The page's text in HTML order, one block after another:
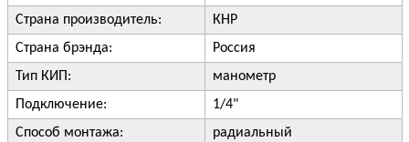
Страна производитель:
КНР
Страна брэнда:
Россия
Тип КИП:
манометр
Подключение:
1/4"
Способ монтажа:
радиальный